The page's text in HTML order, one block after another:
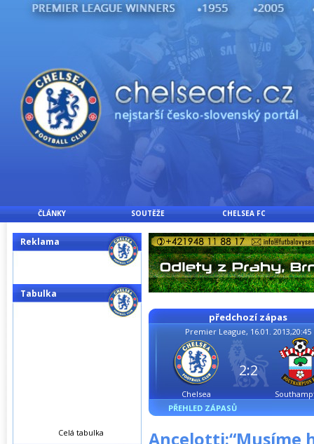
ČLÁNKY SOUTĚŽE CHELSEA FC
předchozí zápas
Premier League, 16.01. 2013,20:45
Chelsea
2:2
PŘEHLED ZÁPASŮ
Ancelotti:“Musíme
Reklama
Tabulka
Celá tabulka